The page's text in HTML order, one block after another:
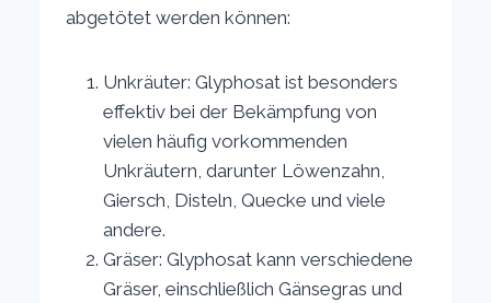
abgetötet werden können:
Unkräuter: Glyphosat ist besonders
effektiv bei der Bekämpfung von
vielen häufig vorkommenden
Unkräutern, darunter Löwenzahn,
Giersch, Disteln, Quecke und viele
andere.
Gräser: Glyphosat kann verschiedene
Gräser, einschließlich Gänsegras und